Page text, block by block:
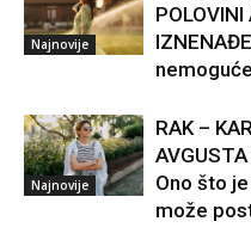
Najnovije
POLOVINI
Najnovije
RAK –
AVGUSTA
Ono što
može